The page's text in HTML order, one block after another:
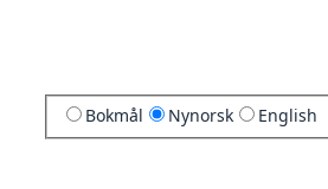
Bokmål Nynorsk English